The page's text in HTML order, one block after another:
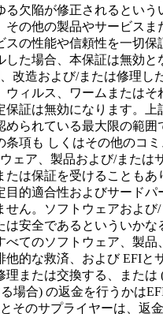
る欠陥が修正されるとい
その他の製品やサービス
スの性能や信頼性を一切
した場合、本保証は無効
改造および/または修理し
ウィルス、ワームまたは
保証は無効になります。
められている最大限の範
条項も しくはその他のコ
ェア、製品および/または
たは保証を受けることも
目的適合性およびサード
ん。ソフトウェアおよ
は安全であるといういか
てのソフトウェア、製
的な救済、および EFIと
または交換する、また
場合) の返金を行うかは
そのサプライヤーは、返